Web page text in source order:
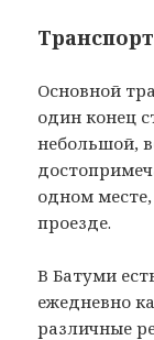
Транспорт
Основной
один конец
небольшой,
одном
проезде.
В Батуми
ежедневно
различные